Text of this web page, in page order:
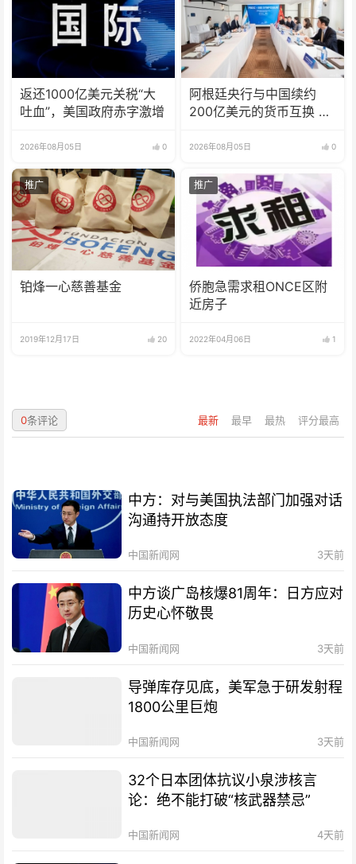
返还1000亿美元关税“大
吐血”，美国政府赤字激增
2026年08月05日 0
阿根廷央行与中国续约
200亿美元的货币互换 有
2026年08月05日 0
推广
铂烽一心慈善基金
2019年12月17日 20
推广
侨胞急需求租ONCE区附
近房子
2022年04月06日 1
最新 最早 最热 评分最高
0条评论
中方：对与美国执法部门加强对话
沟通持开放态度
中国新闻网 3天前
中方谈广岛核爆81周年：日方应对
历史心怀敬畏
中国新闻网 3天前
导弹库存见底，美军急于研发射程
1800公里巨炮
中国新闻网 3天前
32个日本团体抗议小泉涉核言
论：绝不能打破“核武器禁忌”
中国新闻网 4天前